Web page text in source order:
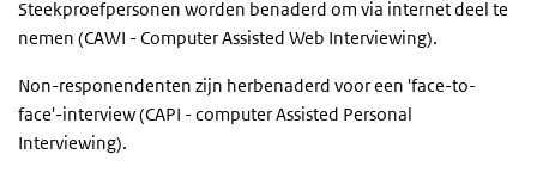
Steekproefpersonen worden benaderd om via internet deel te
nemen (CAWI - Computer Assisted Web Interviewing).
Non-responendenten zijn herbenaderd voor een 'face-to-
face'-interview (CAPI - computer Assisted Personal
Interviewing).